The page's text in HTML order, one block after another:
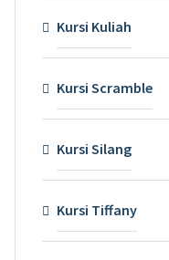
Kursi Kuliah
Kursi Scramble
Kursi Silang
Kursi Tiffany